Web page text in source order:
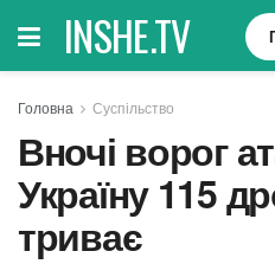
INSHE.TV
Головна Суспільство
Вночі ворог
Україну 115
триває